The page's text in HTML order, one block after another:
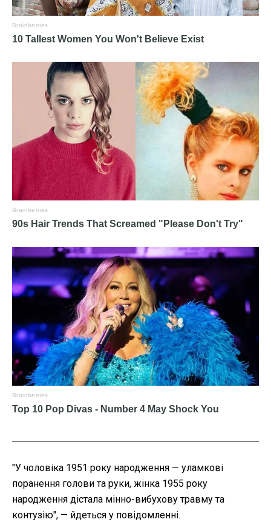
"У чоловіка 1951 року народження — уламкові
поранення голови та руки, жінка 1955 року
народження дістала мінно-вибухову травму та
контузію", — йдеться у повідомленні.